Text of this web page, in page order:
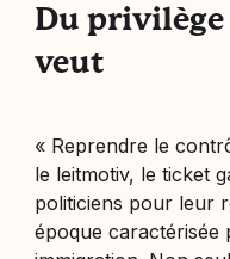
Du privilège
veut
« Reprendre le
le leitmotiv, le ticket
politiciens pour leur
époque caractérisée